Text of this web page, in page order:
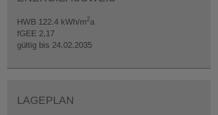
HWB 122.4 kWh/m2a
fGEE 2,17
gültig bis 24.02.2035
LAGEPLAN